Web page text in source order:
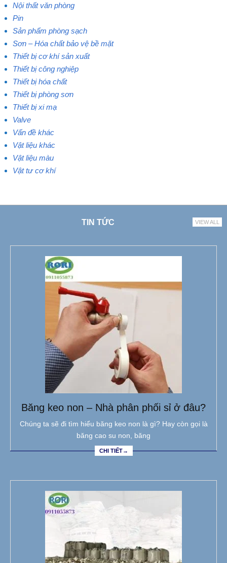
Nội thất văn phòng
Pin
Sản phẩm phòng sạch
Sơn – Hóa chất bảo vệ bề mặt
Thiết bị cơ khí sản xuất
Thiết bị công nghiệp
Thiết bị hóa chất
Thiết bị phòng sơn
Thiết bị xi mạ
Valve
Vấn đề khác
Vật liệu khác
Vật liệu màu
Vật tư cơ khí
TIN TỨC VIEW ALL
Băng keo non – Nhà phân phối sỉ ở đâu?
Chúng ta sẽ đi tìm hiểu băng keo non là gì? Hay còn gọi là
băng cao su non, băng
CHI TIẾT→